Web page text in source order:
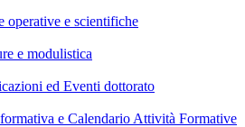
operative e scientifiche
e modulistica
ed Eventi dottorato
e Calendario Attività Formative